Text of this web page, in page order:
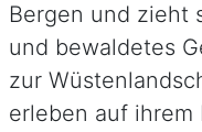
Bergen und zieht
und bewaldetes
zur
erleben auf